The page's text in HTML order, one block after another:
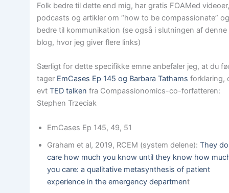
Folk bedre til dette end mig, har gratis FOAMed
podcasts og artikler om “how to be compassionate”
bedre til kommunikation (se også i slutningen af denne
blog, hvor jeg giver flere links)
Særligt for dette specifikke emne anbefaler jeg, at du
tager EmCases Ep 145 og Barbara Tathams forklaring,
evtTED talken fra Compassionomics-co-forfatteren:
Stephen Trzeciak
EmCases Ep 145, 49, 51
Graham et al, 2019, RCEM (system delene):They
care how much you know until they know how
you care: a qualitative metasynthesis of patient
experience in the emergency department